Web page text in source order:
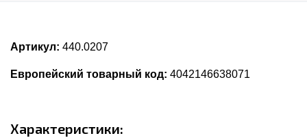
Артикул: 440.0207
Европейский товарный код: 4042146638071
Характеристики: